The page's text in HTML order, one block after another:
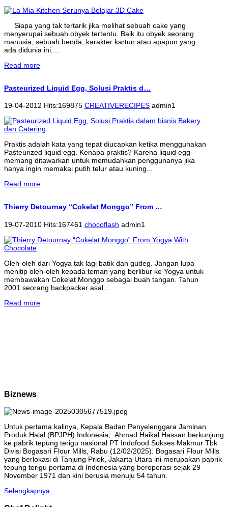
Siapa yang tak tertarik jika melihat sebuah cake yang
menyerupai sebuah obyek tertentu. Baik itu obyek seorang
manusia, sebuah benda, karakter kartun atau apapun yang
ada didunia ini....
Read more
Pasteurized Liquid Egg, Solusi Praktis d…
19-04-2012 Hits:169875 CREATIVERECIPES admin1
Praktis adalah kata yang tepat diucapkan ketika menggunakan
Pasteurized liquid egg. Kenapa praktis? Karena liquid egg
memang ditawarkan untuk memudahkan penggunanya jika
hanya ingin memakai putih telur atau kuning...
Read more
Thierry Detournay “Cokelat Monggo” From …
19-07-2010 Hits:167461 chocoflash admin1
Oleh-oleh dari Yogya tak lagi batik dan gudeg. Jangan lupa
menitip oleh-oleh kepada teman yang berlibur ke Yogya untuk
membawakan Cokelat Monggo sebagai buah tangan. Tahun
2001 seorang backpacker asal...
Read more
Biznews
Untuk pertama kalinya, Kepala Badan Penyelenggara Jaminan
Produk Halal (BPJPH) Indonesia, Ahmad Haikal Hassan berkunjung
ke pabrik tepung terigu nasional PT Indofood Sukses Makmur Tbk
Divisi Bogasari Flour Mills, Rabu (12/02/2025). Bogasari Flour Mills
yang berlokasi di Tanjung Priok, Jakarta Utara ini merupakan pabrik
tepung terigu pertama di Indonesia yang beroperasi sejak 29
November 1971 dan kini berusia menuju 54 tahun.
Selengkapnya...